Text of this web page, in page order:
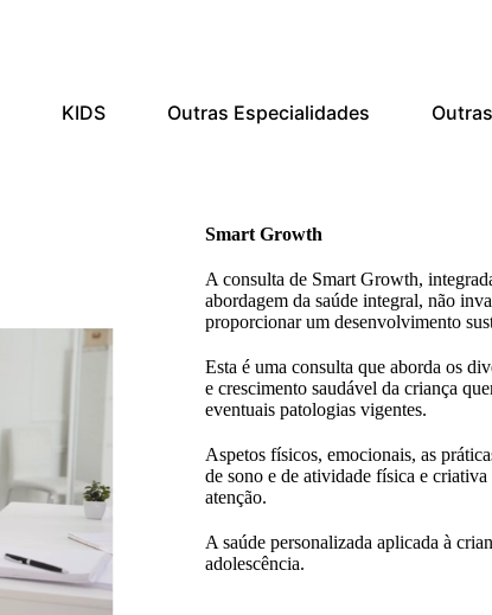
KIDS Outras Especialidades
Smart Growth
A consulta de Smart Growth,
abordagem da saúde integral, não
proporcionar um desenvolvimento
Esta é uma consulta que aborda os
e crescimento saudável da criança
eventuais patologias vigentes.
Aspetos físicos, emocionais, as
de sono e de atividade física e criativa
atenção.
A saúde personalizada aplicada à
adolescência.